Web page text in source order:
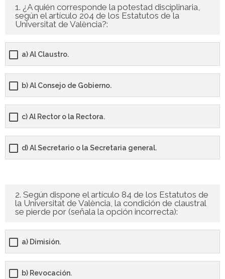
- - OPOSICIÓN Auxiliar Administrativo de la Junta de
Andalucía - 2024
- Aragón
- - TEST de Auxiliar Administrativo DGA Aragón 2026
- - TEST de Administrativo DGA Aragón 2026
- - OPOSICIÓN Auxiliar Administrativo Universidad
- - OPOSICIÓN Auxiliar Administrativo SESCAM – Libre –
Castilla-La Mancha – Libre – 2025
1. ¿A quién corresponde la potestad disciplinaria,
según el artículo 204 de los Estatutos de la
Universitat de València?:
a) Al Claustro.
b) Al Consejo de Gobierno.
c) Al Rector o la Rectora.
d) Al Secretario o la Secretaria general.
2. Según dispone el artículo 84 de los Estatutos de
la Universitat de València, la condición de claustral
se pierde por (señala la opción incorrecta):
a) Dimisión.
b) Revocación.